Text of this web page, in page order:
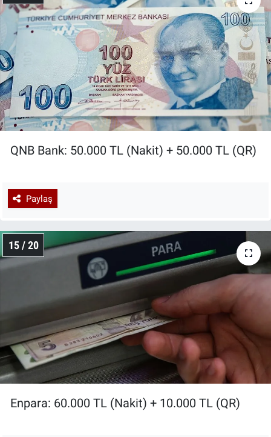
QNB Bank: 50.000 TL (Nakit) + 50.000 TL (QR)
Paylaş
15 / 20
Enpara: 60.000 TL (Nakit) + 10.000 TL (QR)